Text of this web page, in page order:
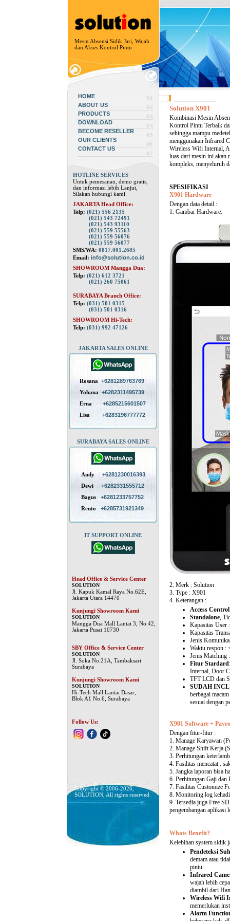
Mesin Absensi Sidik Jari, Wajah
dan Akses Kontrol Pintu
HOME
ABOUT US
PRODUCTS
DOWNLOAD
BECOME RESELLER
OUR CLIENTS
CONTACT US
HOTLINE SERVICES
Untuk pemesanan, demo gratis,
dan informasi lebih Lanjut,
Silakan hubungi kami.
JAKARTA Head Office:
Telp: (021) 556 2135
(021) 543 72491
(021) 543 93110
(021) 559 55563
(021) 559 56076
(021) 559 56077
SMS/WA: 0817.001.2685
Email: info@solution.co.id
SHOWROOM Mangga Dua:
Telp: (021) 612 3721
(021) 260 75061
SURABAYA Branch Office:
Telp: (031) 501 0315
(031) 501 0316
SHOWROOM Hi-Tech:
Telp: (031) 992 47126
JAKARTA SALES ONLINE
Rosana +6281289763769
Yohana +6282311495739
Erna
+6285215601507
Lisa
+6283196777772
SURABAYA SALES ONLINE
Andy
+6281230016393
Dewi
+6282331555712
Bagus
+6281233757752
Rento
+6285731921349
IT SUPPORT ONLINE
Head Office & Service Center
SOLUTION
Jl. Kapuk Kamal Raya No.62E,
Jakarta Utara 14470
Kunjungi Showroom Kami
SOLUTION
Mangga Dua Mall Lantai 3, No.42,
Jakarta Pusat 10730
SBY Office & Service Center
SOLUTION
Jl. Soka No.21A, Tambaksari
Surabaya
Kunjungi Showroom Kami
SOLUTION
Hi-Tech Mall Lantai Dasar,
Blok A1 No.6, Surabaya
Follow Us:
Copyright © 2006-2026,
SOLUTION, All rights reserved.
Solution X901
Kombinasi Mesin
Kontrol Pintu Terbaik
sehingga mampu
menggunakan Infrared
Wireless Wifi Internal,
luas dari mesin ini akan
kompleks, menyeluruh
SPESIFIKASI
X901 Hardware
Dengan data detail :
1. Gambar Hardware:
2. Merk : Solution
3. Type : X901
4. Keterangan :
Access
Standalone,
Kapasitas User
Kapasitas
Jenis
Waktu respon :
Jenis Matching
Fitur Stardard
Internal, Door
TFT LCD dan
SUDAH
berbagai
sesuai dengan
X901 Software +
Dengan fitur-fitur :
1. Manage Karyawan
2. Manage Shift Kerja
3. Perhitungan
4. Fasilitas mencatat :
5. Jangka laporan bisa
6. Perhitungan Gaji dan
7. Fasilitas Customize
8. Monitoring log
9. Tersedia juga Free
pengembangan aplikasi
Whats Benefit?
Kelebihan system sidik
Pendeteksi
demam atau
pintu.
Infrared
wajah lebih
diambil dari
Wireless Wifi
memerlukan
Alarm